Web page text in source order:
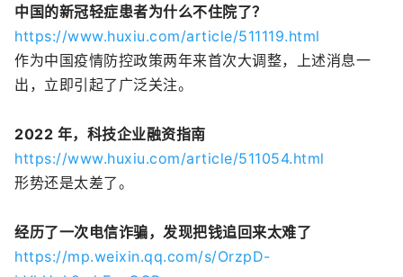
中国的新冠轻症患者为什么不住院了？
https://www.huxiu.com/article/511119.html
作为中国疫情防控政策两年来首次大调整，上述消息一
出，立即引起了广泛关注。
2022 年，科技企业融资指南
https://www.huxiu.com/article/511054.html
形势还是太差了。
经历了一次电信诈骗，发现把钱追回来太难了
https://mp.weixin.qq.com/s/OrzpD-